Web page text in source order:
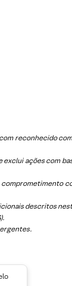
reconhecido
ações com
descritos